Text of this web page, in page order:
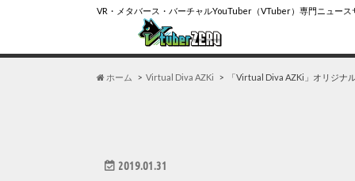
VR・メタバース・バーチャルYouTuber（VTuber）専門ニュース
ホーム Virtual Diva AZKi 「Virtual Diva AZKi」オリジ
2019.01.31